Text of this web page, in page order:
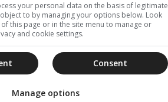
να επιστρέψουμε πισω
χώματα
με την χάρη του Θεού, να
και να προσπαθήσουμε να
your personal data on the basis of legitimate
to by managing your options below. Look
this page or in the site menu to manage or
and cookie settings.
Consent
Manage options